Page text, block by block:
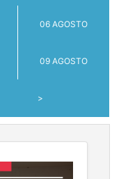
06 AGOSTO
09 AGOSTO
>